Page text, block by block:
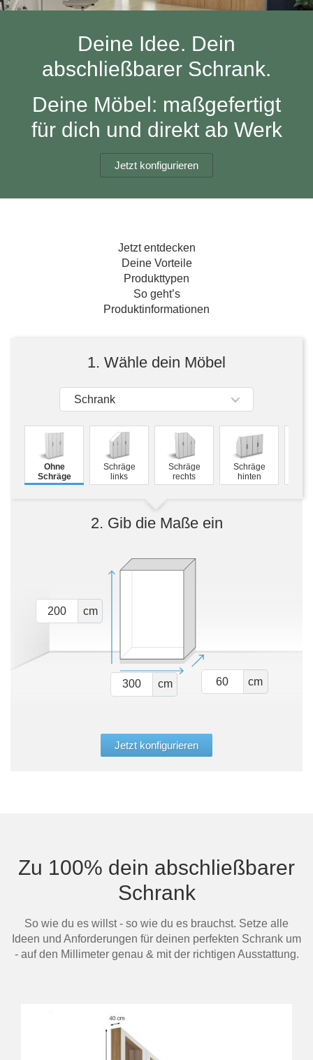
Schuhschrank
Hängeschrank
Hängeboard
TV-Möbel
Sideboard
Massivholz
Badregal
SpiegelschrankPolstermöbel
Sofa
Sessel
Hocker
der
Selection
Outdoorküche
der
Deine Idee. Dein
abschließbarer Schrank.
Deine Möbel: maßgefertigt
für dich und direkt ab Werk
Jetzt konfigurieren
Jetzt entdecken
Deine Vorteile
Produkttypen
So geht’s
Produktinformationen
1. Wähle dein Möbel
Schrank
Ohne
Schräge
Schräge
links
Schräge
rechts
Schräge
hinten
2. Gib die Maße ein
cm
cm cm
Jetzt konfigurieren
Zu 100% dein abschließbarer
Schrank
So wie du es willst - so wie du es brauchst. Setze alle
Ideen und Anforderungen für deinen perfekten Schrank um
- auf den Millimeter genau & mit der richtigen Ausstattung.
Kommoden
Massivholz-Schränke & -Regale
Wandboards